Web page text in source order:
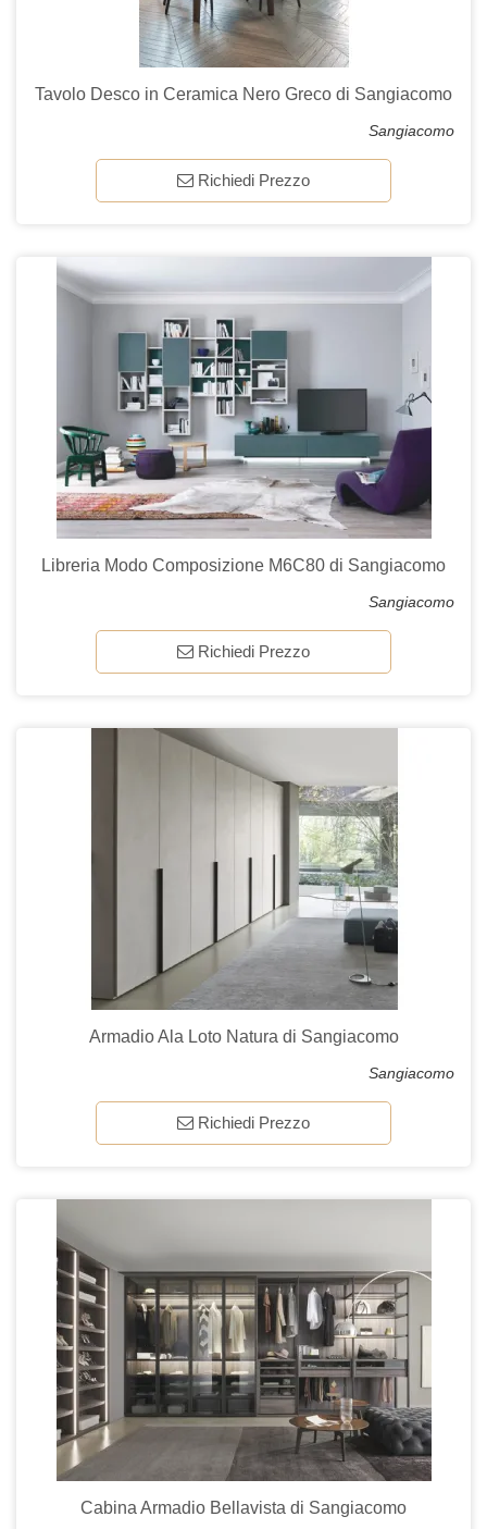
Tavolo Desco in Ceramica Nero Greco di Sangiacomo
Sangiacomo
Richiedi Prezzo
Libreria Modo Composizione M6C80 di Sangiacomo
Sangiacomo
Richiedi Prezzo
Armadio Ala Loto Natura di Sangiacomo
Sangiacomo
Richiedi Prezzo
Cabina Armadio Bellavista di Sangiacomo